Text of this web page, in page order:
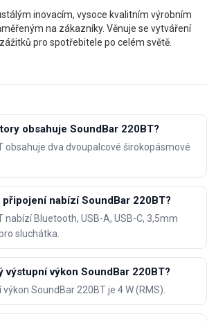
inovacím, vysoce kvalitním výrobním
na zákazníky. Věnuje se vytváření
pro spotřebitele po celém světě.
obsahuje SoundBar 220BT?
obsahuje dva dvoupalcové širokopásmové
nabízí SoundBar 220BT?
nabízí Bluetooth, USB-A, USB-C, 3,5mm
sluchátka.
výstupní výkon SoundBar 220BT?
SoundBar 220BT je 4 W (RMS).